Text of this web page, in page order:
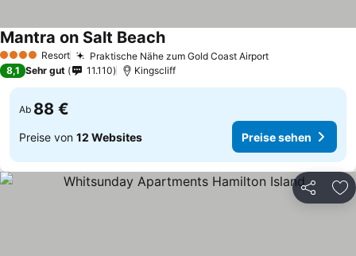
4 Sterne Resort Praktische Nähe zum Gold Coast Airport
Mantra on Salt Beach
8,1 Sehr gut 11.110 Kingscliff
Ab 88 €
Preise von 12 Websites Preise sehen
Teilen